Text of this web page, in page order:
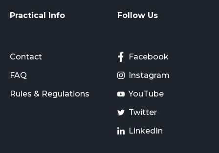
Practical Info
Contact
FAQ
Rules & Regulations
Follow Us
Facebook
Instagram
YouTube
Twitter
LinkedIn